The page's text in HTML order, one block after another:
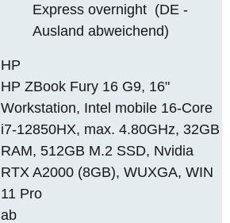
Express overnight (DE -
Ausland abweichend)
HP
HP ZBook Fury 16 G9, 16"
Workstation, Intel mobile 16-Core
i7-12850HX, max. 4.80GHz, 32GB
RAM, 512GB M.2 SSD, Nvidia
RTX A2000 (8GB), WUXGA, WIN
11 Pro
ab